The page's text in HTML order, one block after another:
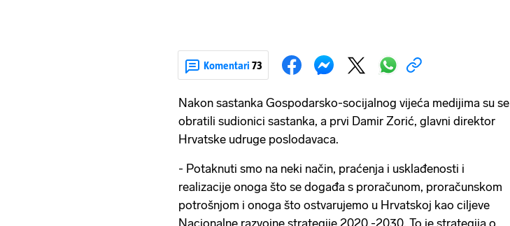
Komentari 73
Nakon sastanka Gospodarsko-socijalnog vijeća medijima su se
obratili sudionici sastanka, a prvi Damir Zorić, glavni direktor
Hrvatske udruge poslodavaca.
- Potaknuti smo na neki način, praćenja i usklađenosti i
realizacije onoga što se događa s proračunom, proračunskom
potrošnjom i onoga što ostvarujemo u Hrvatskoj kao ciljeve